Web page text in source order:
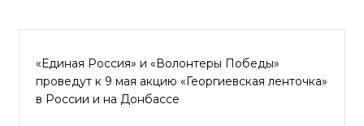
«Единая Россия» и «Волонтеры Победы»
проведут к 9 мая акцию «Георгиевская ленточка»
в России и на Донбассе